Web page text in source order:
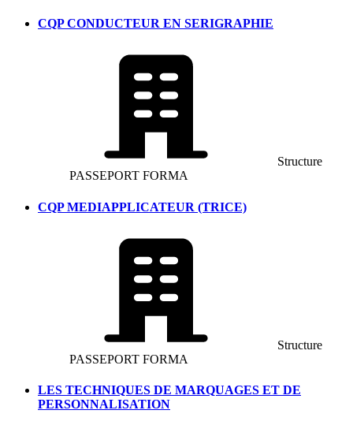
CQP CONDUCTEUR EN SERIGRAPHIE
Structure
PASSEPORT FORMA
CQP MEDIAPPLICATEUR (TRICE)
Structure
PASSEPORT FORMA
LES TECHNIQUES DE MARQUAGES ET DE
PERSONNALISATION